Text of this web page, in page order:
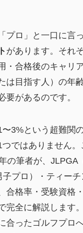
プロ」と一口に言っ
があります。それ
・合格後のキャリ
は目指す人）の年
要があるのです。
3%という超難関
ではありません
の筆者が、JLPGA
子プロ）・ティー
合格率・受験資格
完全に解説します
合ったゴルフプロ